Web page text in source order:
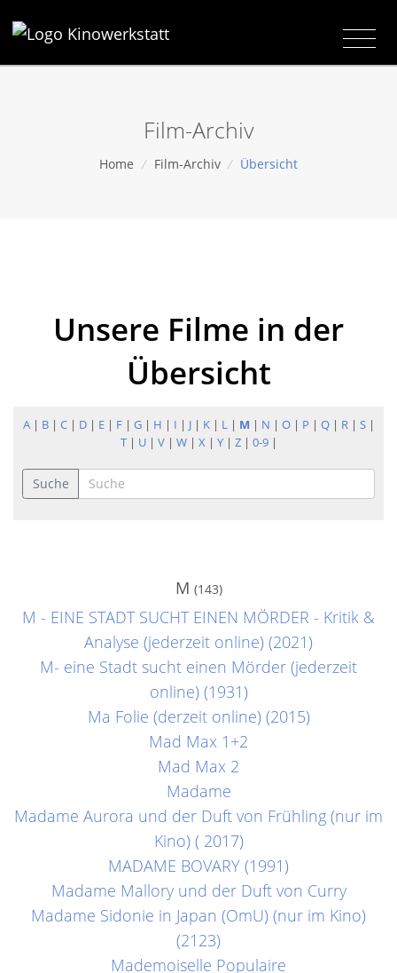
Film-Archiv
Home / Film-Archiv / Übersicht
Unsere Filme in der
Übersicht
A | B | C | D | E | F | G | H | I | J | K | L | M | N | O | P | Q | R | S |
T | U | V | W | X | Y | Z | 0-9|
Suche
M (143)
M - EINE STADT SUCHT EINEN MÖRDER - Kritik &
Analyse (jederzeit online) (2021)
M- eine Stadt sucht einen Mörder (jederzeit
online) (1931)
Ma Folie (derzeit online) (2015)
Mad Max 1+2
Mad Max 2
Madame
Madame Aurora und der Duft von Frühling (nur im
Kino) ( 2017)
MADAME BOVARY (1991)
Madame Mallory und der Duft von Curry
Madame Sidonie in Japan (OmU) (nur im Kino)
(2123)
Mademoiselle Populaire